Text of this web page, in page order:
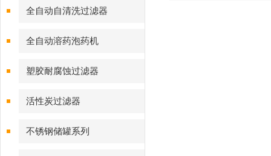
全自动自清洗过滤器
全自动溶药泡药机
塑胶耐腐蚀过滤器
活性炭过滤器
不锈钢储罐系列